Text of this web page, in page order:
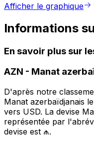
Afficher le graphique
Informations
En savoir plus sur
AZN - Manat
D'après notre
Manat azerbaïdjanais
vers USD. La devise
représentée par
devise est ₼.